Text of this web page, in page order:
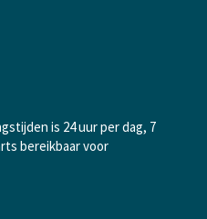
is 24 uur per dag, 7
bereikbaar voor